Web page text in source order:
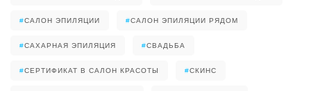
#САЛОН ЭПИЛЯЦИИ #САЛОН ЭПИЛЯЦИИ РЯДОМ
#САХАРНАЯ ЭПИЛЯЦИЯ #СВАДЬБА
#СЕРТИФИКАТ В САЛОН КРАСОТЫ #СКИНС